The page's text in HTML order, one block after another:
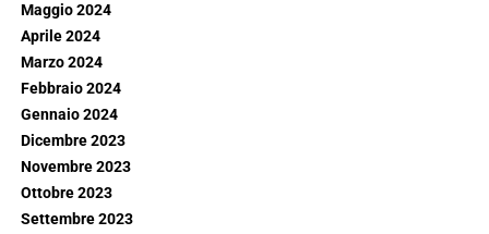
Maggio 2024
Aprile 2024
Marzo 2024
Febbraio 2024
Gennaio 2024
Dicembre 2023
Novembre 2023
Ottobre 2023
Settembre 2023